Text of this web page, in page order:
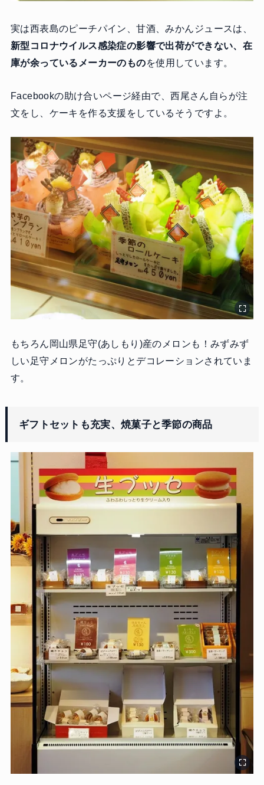
実は西表島のピーチパイン、甘酒、みかんジュースは、
新型コロナウイルス感染症の影響で出荷ができない、在
庫が余っているメーカーのものを使用しています。
Facebookの助け合いページ経由で、西尾さん自らが注
文をし、ケーキを作る支援をしているそうですよ。
もちろん岡山県足守(あしもり)産のメロンも！みずみず
しい足守メロンがたっぷりとデコレーションされていま
す。
ギフトセットも充実、焼菓子と季節の商品